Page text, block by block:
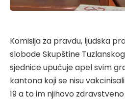
Komisija za pravdu, ljudska
slobode Skupštine
sjednice upućuje apel svim
kantona koji se nisu
19 a to im njihovo